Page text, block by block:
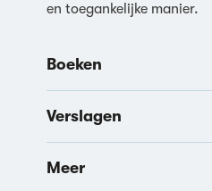
en toegankelijke manier.
Boeken
Verslagen
Meer